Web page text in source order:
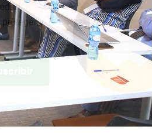
proteger y